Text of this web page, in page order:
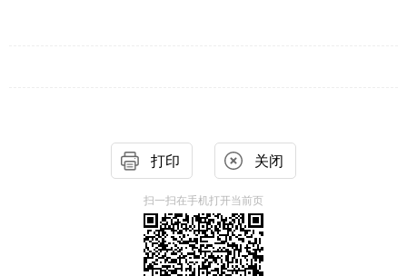
打印 关闭
扫一扫在手机打开当前页